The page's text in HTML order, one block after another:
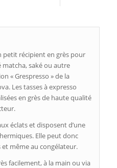
petit récipient en grès pour
saké ou autre
« Grespresso » de la
Les tasses à expresso
en grès de haute qualité
éclats et disposent d’une
Elle peut donc
même au congélateur.
facilement, à la main ou via